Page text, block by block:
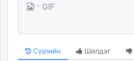
· GIF
Сүүлийн Шилдэг